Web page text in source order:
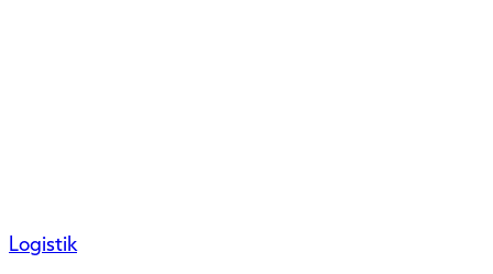
Logistik